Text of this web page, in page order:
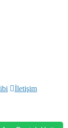
İletişim